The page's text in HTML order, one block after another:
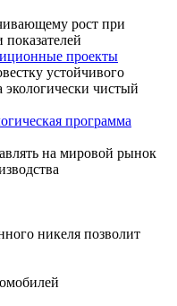
рост при
проекты
устойчивого
экологически чистый
программа
на мировой рынок
никеля позволит